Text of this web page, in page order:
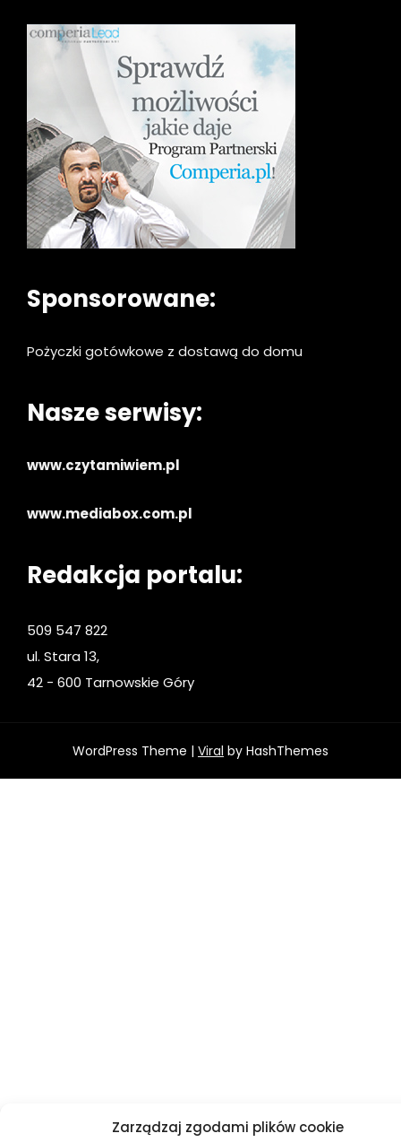
Zarządzaj zgodami plików cookie
Sponsorowane:
Pożyczki gotówkowe z dostawą do domu
Nasze serwisy:
www.czytamiwiem.pl
www.mediabox.com.pl
Redakcja portalu:
509 547 822
ul. Stara 13,
42 - 600 Tarnowskie Góry
WordPress Theme | Viral by HashThemes